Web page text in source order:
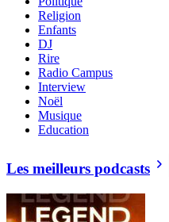
Religion
Enfants
DJ
Rire
Radio Campus
Interview
Noël
Musique
Education
Les meilleurs podcasts